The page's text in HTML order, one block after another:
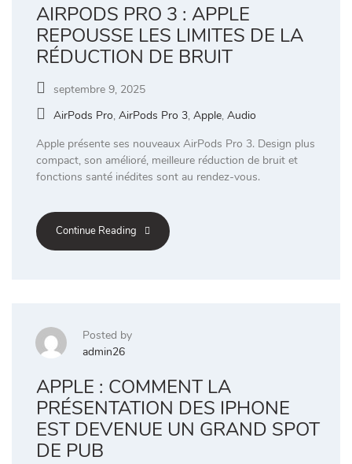
AIRPODS PRO 3 : APPLE
REPOUSSE LES LIMITES DE LA
RÉDUCTION DE BRUIT
septembre 9, 2025
AirPods Pro, AirPods Pro 3, Apple, Audio
Apple présente ses nouveaux AirPods Pro 3. Design plus
compact, son amélioré, meilleure réduction de bruit et
fonctions santé inédites sont au rendez-vous.
Continue Reading
Posted by
admin26
APPLE : COMMENT LA
PRÉSENTATION DES IPHONE
EST DEVENUE UN GRAND SPOT
DE PUB